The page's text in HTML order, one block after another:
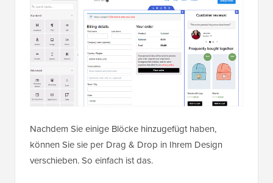
Nachdem Sie einige Blöcke hinzugefügt haben,
können Sie sie per Drag & Drop in Ihrem Design
verschieben. So einfach ist das.